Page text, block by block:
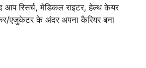
आप रिसर्च, मेडिकल राइटर, हेल्थ केयर
एजुकेटर के अंदर अपना कैरियर बना